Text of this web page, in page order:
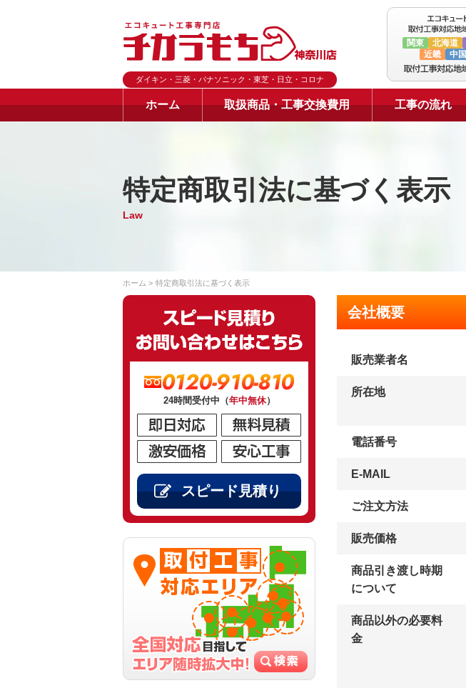
ダイキン・三菱・パナソニック・東芝・日立・コロナ
関東 北海道
近畿
中国
ホーム 取扱商品・工事交換費用 工事の流れ
特定商取引法に基づく表示
Law
ホーム 特定商取引法に基づく表示
会社概要
販売業者名
所在地
電話番号
E-MAIL
ご注文方法
販売価格
商品引き渡し時期
について
商品以外の必要料
金
0120-910-810
24時間受付中（年中無休）
スピード見積り